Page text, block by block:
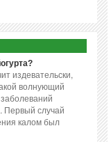
издевательски,
волнующий
Первый случай
калом был